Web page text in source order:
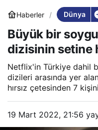
Haberler Dünya
Büyük bir
dizisinin setine
Netflix'in Türkiye dahil
dizileri arasında yer
hırsız çetesinden 7
19 Mart 2022, 21:56